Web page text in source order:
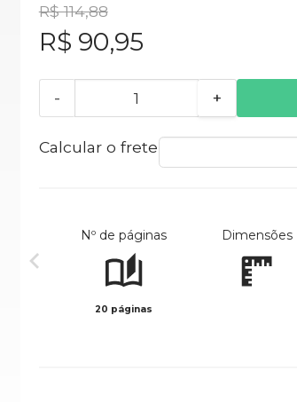
R$ 114,88
R$ 90,95
- +
Calcular o frete
Nº de páginas
20 páginas
Dimensões